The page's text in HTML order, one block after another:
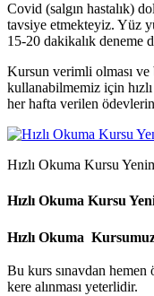
Covid (salgın hastalık)
tavsiye etmekteyiz. Yüz
15-20 dakikalık deneme
Kursun verimli olması ve
kullanabilmemiz için
her hafta verilen
Hızlı Okuma Kursu
Hızlı Okuma Kursu
Hızlı Okuma Kur
Bu kurs sınavdan hemen
kere alınması yeterlidir.